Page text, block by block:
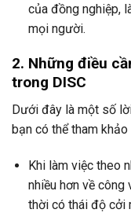
của đồng nghiệp,
mọi người.
2. Những điều
trong DISC
Dưới đây là một số
bạn có thể tham khảo
Khi làm việc theo
nhiều hơn về
thời có thái độ cởi